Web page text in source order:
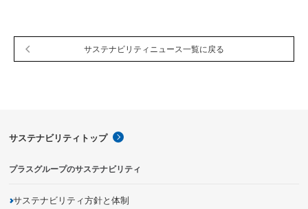
サステナビリティニュース一覧に戻る
サステナビリティトップ
プラスグループのサステナビリティ
サステナビリティ方針と体制